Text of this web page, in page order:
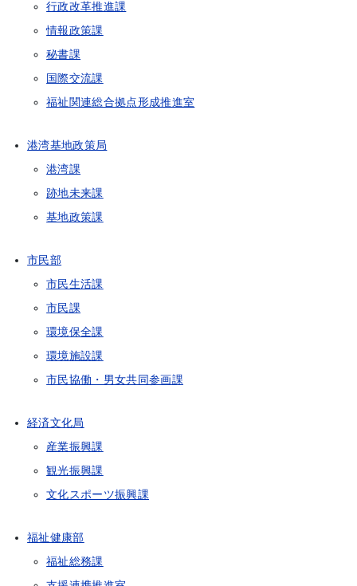
行政改革推進課
情報政策課
秘書課
国際交流課
福祉関連総合拠点形成推進室
港湾基地政策局
港湾課
跡地未来課
基地政策課
市民部
市民生活課
市民課
環境保全課
環境施設課
市民協働・男女共同参画課
経済文化局
産業振興課
観光振興課
文化スポーツ振興課
福祉健康部
福祉総務課